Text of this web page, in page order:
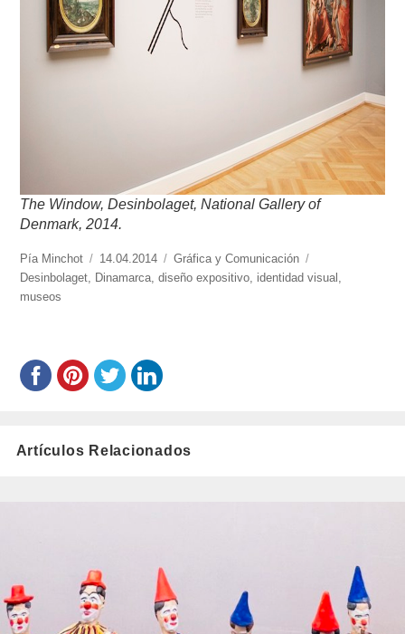
The Window, Desinbolaget, National Gallery of
Denmark, 2014.
https://www.experimenta.es/author/pia/
Pía Minchot
Publicado
el
14.04.2014 Categorías
Gráfica y Comunicación
Desinbolaget Dinamarca ,diseño expositivo identidad visual
museos
Artículos Relacionados